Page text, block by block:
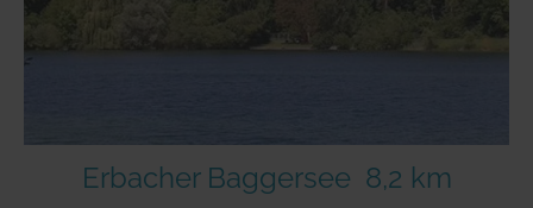
Erbacher Baggersee 8,2 km